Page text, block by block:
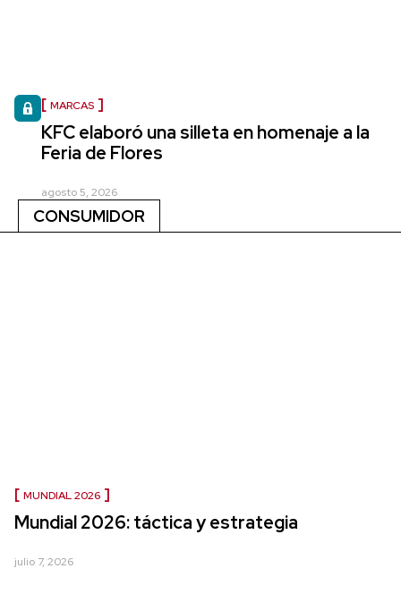
MARCAS
KFC elaboró una silleta en homenaje a la
Feria de Flores
agosto 5, 2026
CONSUMIDOR
MUNDIAL 2026
Mundial 2026: táctica y estrategia
julio 7, 2026